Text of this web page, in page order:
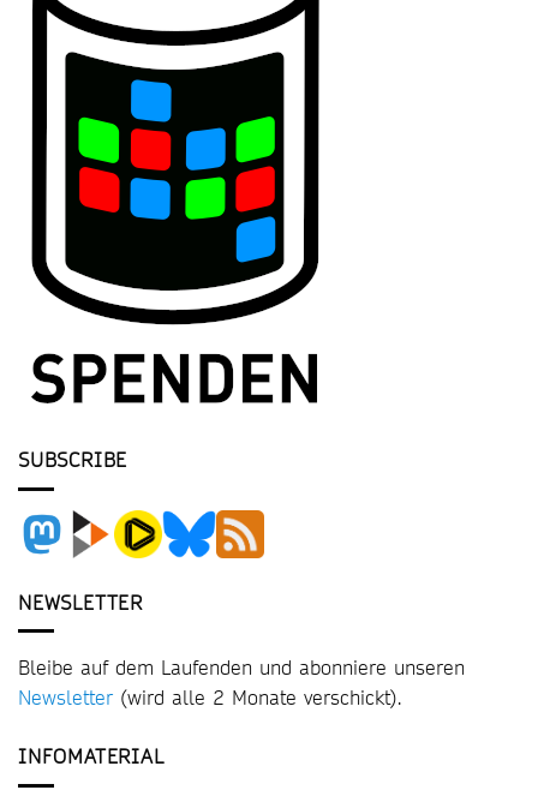
SUBSCRIBE
NEWSLETTER
Bleibe auf dem Laufenden und abonniere unseren
Newsletter (wird alle 2 Monate verschickt).
INFOMATERIAL